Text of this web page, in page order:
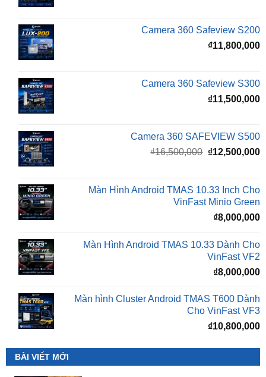
₫16,500,000.
Camera 360 Safeview S200
₫11,800,000
Camera 360 Safeview S300
₫11,500,000
Camera 360 SAFEVIEW S500
₫16,500,000 Giá
₫16,500,000.
₫12,500,000
Màn Hình Android TMAS 10.33 Inch Cho
VinFast Minio Green
₫8,000,000
Màn Hình Android TMAS 10.33 Dành Cho
VinFast VF2
₫8,000,000
Màn hình Cluster Android TMAS T600 Dành
Cho VinFast VF3
₫10,800,000
BÀI VIẾT MỚI